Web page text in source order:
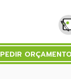
PEDIR ORÇAMENTO